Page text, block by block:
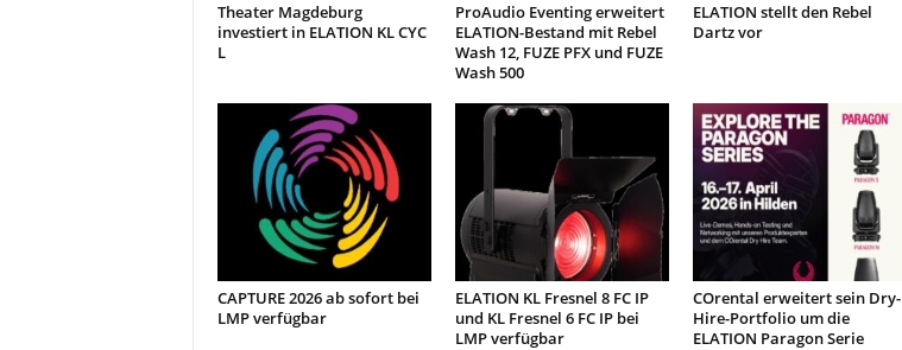
Theater Magdeburg
investiert in ELATION KL CYC
L
ProAudio Eventing erweitert
ELATION-Bestand mit Rebel
Wash 12, FUZE PFX und FUZE
Wash 500
ELATION stellt den Rebel
Dartz vor
CAPTURE 2026 ab sofort bei
LMP verfügbar
ELATION KL Fresnel 8 FC IP
und KL Fresnel 6 FC IP bei
LMP verfügbar
COrental erweitert sein Dry-
Hire-Portfolio um die
ELATION Paragon Serie